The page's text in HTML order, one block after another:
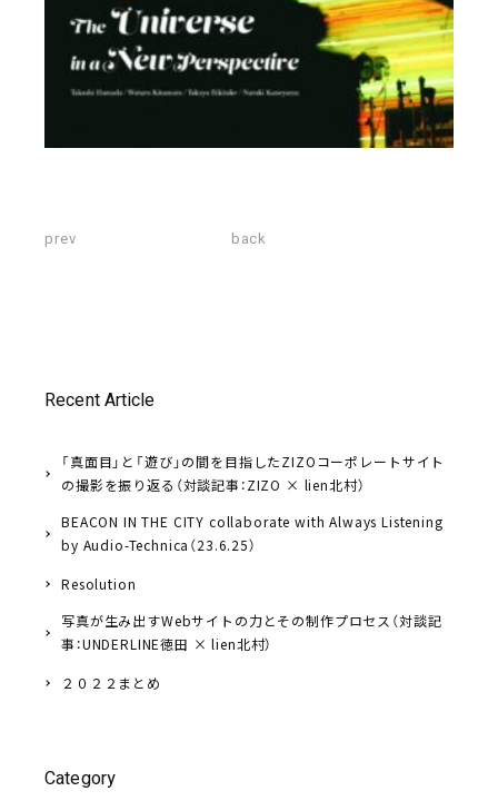
prev back
Recent Article
「真面目」と「遊び」の間を目指したZIZOコーポレートサイト
の撮影を振り返る（対談記事：ZIZO × lien北村）
BEACON IN THE CITY collaborate with Always Listening
by Audio-Technica（23.6.25）
Resolution
写真が生み出すWebサイトの力とその制作プロセス（対談記
事：UNDERLINE徳田 × lien北村）
２０２２まとめ
Category